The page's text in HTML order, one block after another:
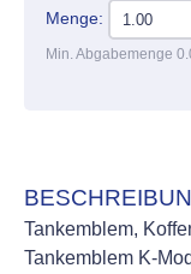
Menge:
Min. Abgabemenge
Tankemblem,
Tankemblem K-